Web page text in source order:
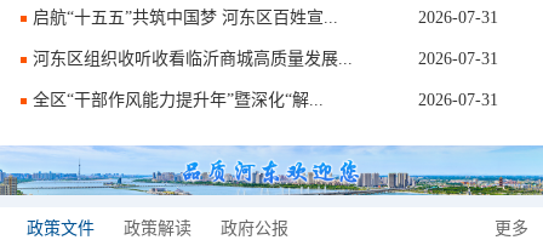
启航“十五五”共筑中国梦 河东区百姓宣... 2026-07-31
河东区组织收听收看临沂商城高质量发展... 2026-07-31
全区“干部作风能力提升年”暨深化“解... 2026-07-31
政策文件 政策解读 政府公报 更多